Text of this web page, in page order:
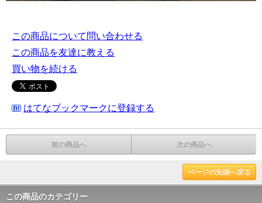
この商品について問い合わせる
この商品を友達に教える
買い物を続ける
はてなブックマークに登録する
前の商品へ 次の商品へ
ページの先頭へ戻る
この商品のカテゴリー